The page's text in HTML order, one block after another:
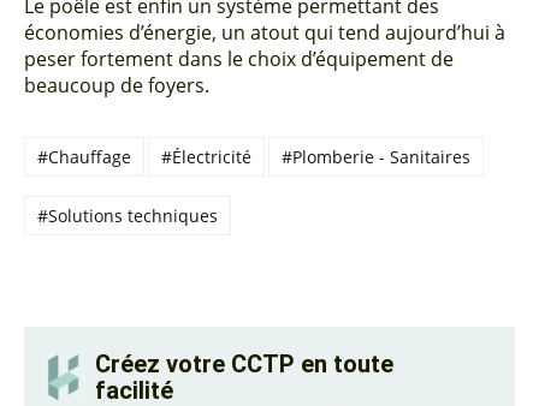
Le poêle est enfin un système permettant des
économies d’énergie, un atout qui tend aujourd’hui à
peser fortement dans le choix d’équipement de
beaucoup de foyers.
#Chauffage #Électricité #Plomberie - Sanitaires
#Solutions techniques
Créez votre CCTP en toute
facilité